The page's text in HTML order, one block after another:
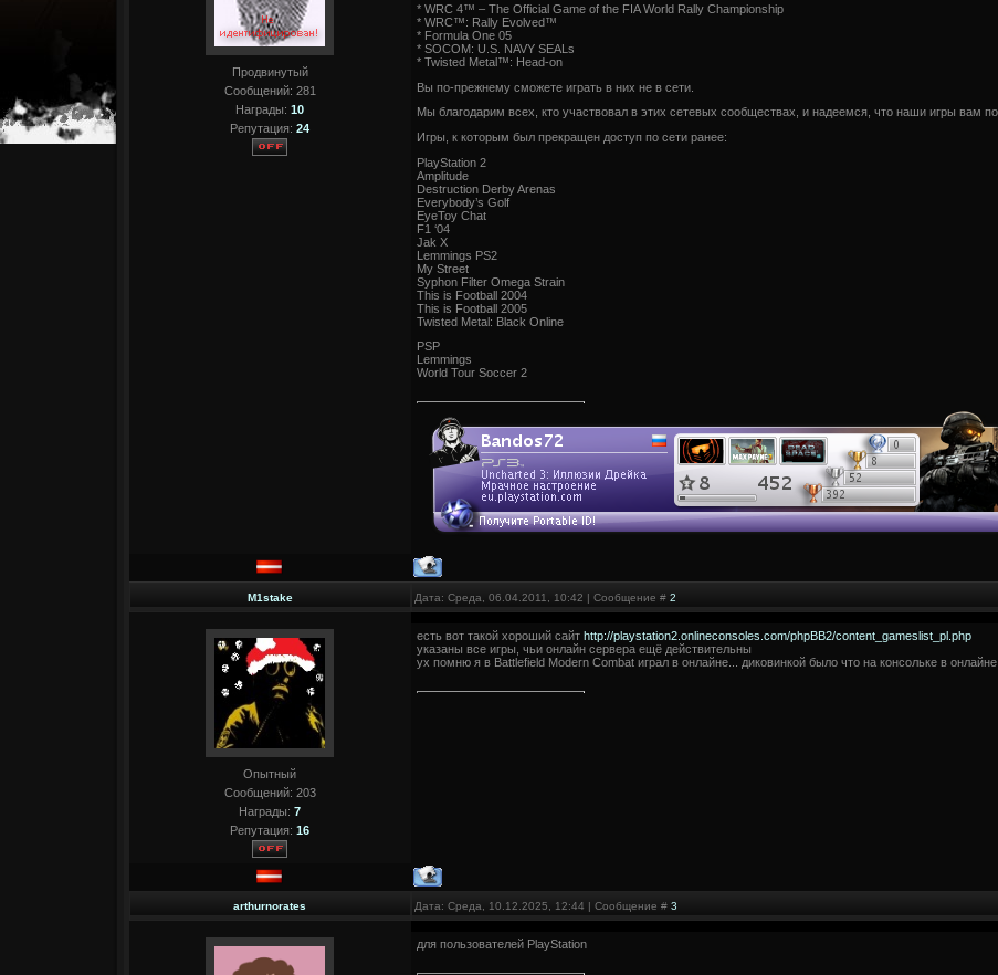
Продвинутый
Сообщений: 281
Награды: 10
Репутация: 24
* WRC 4™ – The Official Game of the FIA World Rally Championship
* WRC™: Rally Evolved™
* Formula One 05
* SOCOM: U.S. NAVY SEALs
* Twisted Metal™: Head-on
Вы по-прежнему сможете играть в них не в сети.
Мы благодарим всех, кто участвовал в этих сетевых сообществах, и надеемся, что наши игры вам
Игры, к которым был прекращен доступ по сети ранее:
PlayStation 2
Amplitude
Destruction Derby Arenas
Everybody’s Golf
EyeToy Chat
F1 ‘04
Jak X
Lemmings PS2
My Street
Syphon Filter Omega Strain
This is Football 2004
This is Football 2005
Twisted Metal: Black Online
PSP
Lemmings
World Tour Soccer 2
M1stake Дата: Среда, 06.04.2011, 10:42 | Сообщение # 2
Опытный
Сообщений: 203
Награды: 7
Репутация: 16
есть вот такой хороший сайт http://playstation2.onlineconsoles.com/phpBB2/content_gameslist_pl.php
указаны все игры, чьи онлайн сервера ещё действительны
ух помню я в Battlefield Modern Combat играл в онлайне... диковинкой было что на консольке в онлайне
arthurnorates Дата: Среда, 10.12.2025, 12:44 | Сообщение # 3
для пользователей PlayStation